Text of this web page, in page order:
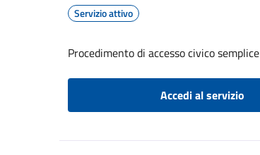
Servizio attivo
Procedimento di accesso civico semplice
Accedi al servizio